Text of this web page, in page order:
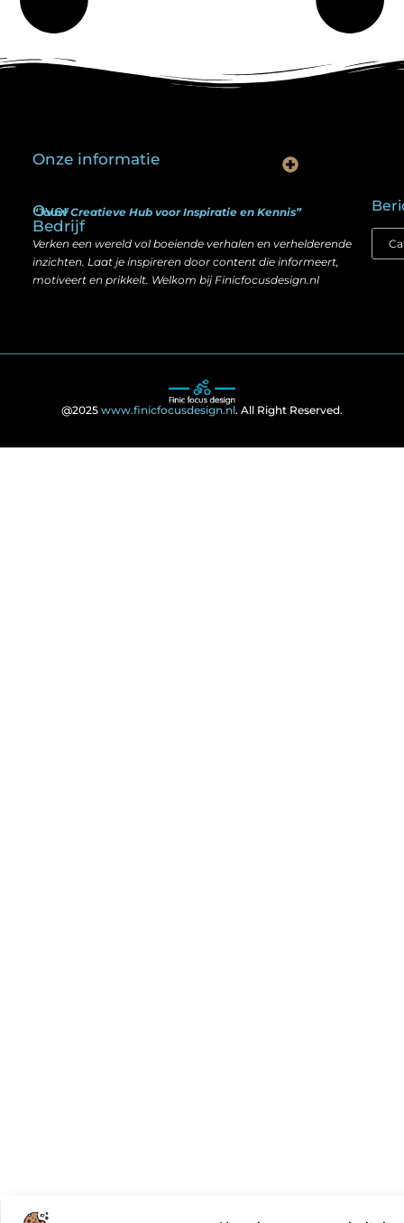
Over
Bedrijf
“Jouw Creatieve Hub voor Inspiratie en Kennis”
Verken een wereld vol boeiende verhalen en verhelderende
inzichten. Laat je inspireren door content die informeert,
motiveert en prikkelt. Welkom bij Finicfocusdesign.nl
Onze informatie
@2025 www.finicfocusdesign.nl. All Right Reserved.